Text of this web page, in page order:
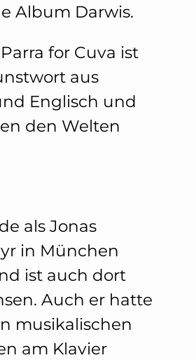
Album Darwis.
for Cuva ist
aus
Englisch und
den Welten
als Jonas
in München
ist auch dort
Auch er hatte
musikalischen
am Klavier